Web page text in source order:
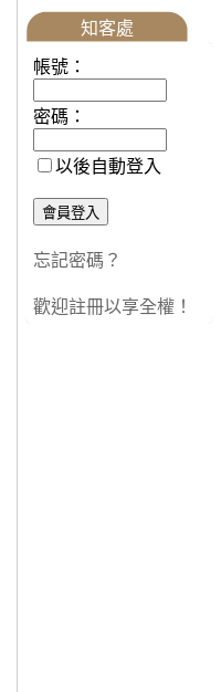
知客處
帳號：
密碼：
以後自動登入
忘記密碼？
歡迎註冊以享全權！